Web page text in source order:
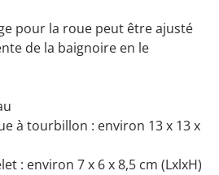
pour la roue peut être ajusté
de la baignoire en le
à tourbillon : environ 13 x 13 x
: environ 7 x 6 x 8,5 cm (LxlxH)